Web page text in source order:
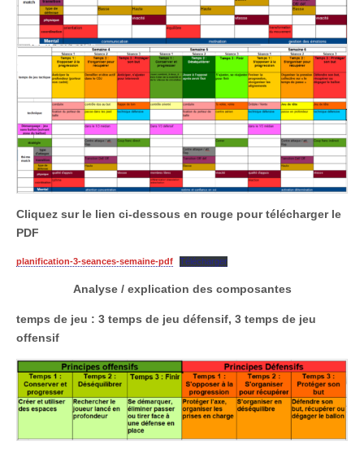
Cliquez sur le lien ci-dessous en rouge pour télécharger le
PDF
planification-3-seances-semaine-pdf Télécharger
Analyse / explication des composantes
temps de jeu : 3 temps de jeu défensif, 3 temps de jeu
offensif